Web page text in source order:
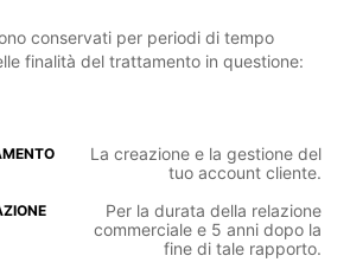
conservati per periodi di tempo
finalità del trattamento in questione:
La creazione e la gestione del
tuo account cliente.
Per la durata della relazione
commerciale e 5 anni dopo la
fine di tale rapporto.